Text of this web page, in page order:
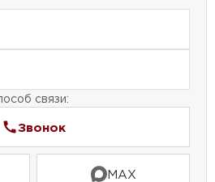
связи:
Звонок
MAX